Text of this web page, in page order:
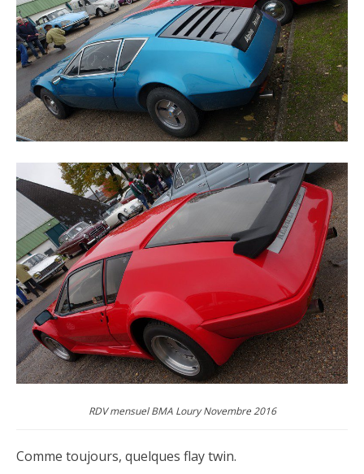
RDV mensuel BMA Loury Novembre 2016
Comme toujours, quelques flay twin.